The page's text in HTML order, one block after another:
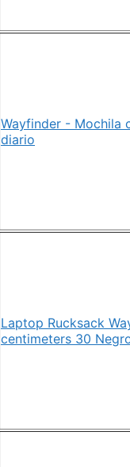
Wayfinder - Mochila
diario
Laptop Rucksack
centimeters 30